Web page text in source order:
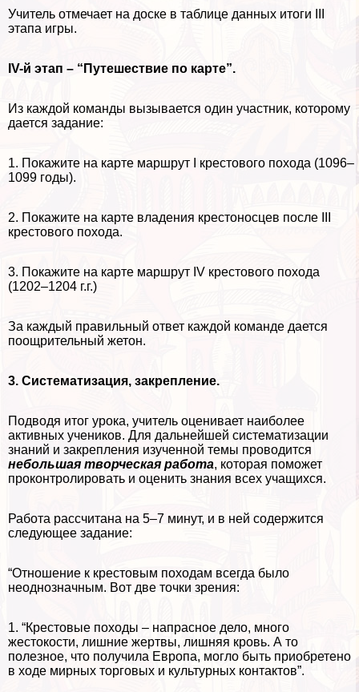
Учитель отмечает на доске в таблице данных итоги III
этапа игры.
IV-й этап – “Путешествие по карте”.
Из каждой комaнды вызывается один участник, которому
дается задание:
1. Покажите на карте маршрут I крестового похода (1096–
1099 годы).
2. Покажите на карте владения крестоносцев после III
крестового похода.
3. Покажите на карте маршрут IV крестового похода
(1202–1204 г.г.)
За каждый правильный ответ каждой комaнде дается
поощрительный жетон.
3. Систематизация, закрепление.
Подводя итог урока, учитель оценивает наиболее
активных учеников. Для дальнейшей систематизации
знаний и закрепления изученной темы проводится
небольшая творческая работа, которая поможет
проконтролировать и оценить знания всех учащихся.
Работа рассчитана на 5–7 минут, и в ней содержится
следующее задание:
“Отношение к крестовым походам всегда было
неоднозначным. Вот две точки зрения:
1. “Крестовые походы – напрасное дело, много
жестокости, лишние жертвы, лишняя кровь. А то
полезное, что получила Европа, могло быть приобретено
в ходе мирных торговых и культурных контактов”.